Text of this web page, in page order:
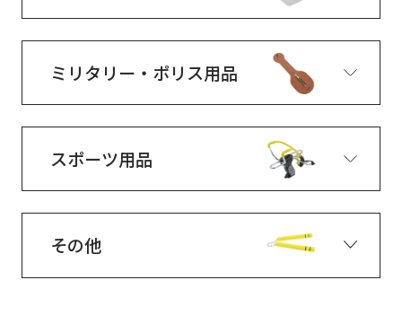
ミリタリー・ポリス用品
スポーツ用品
その他